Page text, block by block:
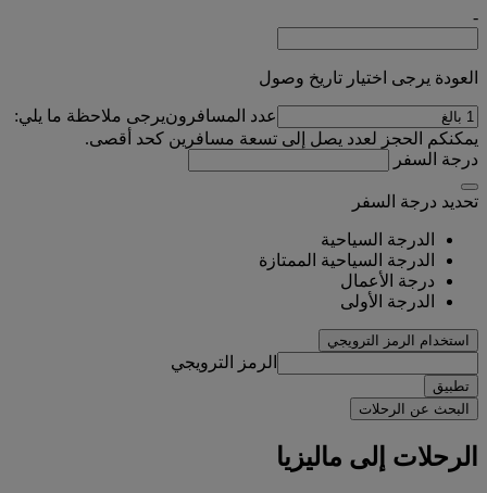
-
العودة يرجى اختيار تاريخ وصول
عدد المسافرونيرجى ملاحظة ما يلي:
يمكنكم الحجز لعدد يصل إلى تسعة مسافرين كحد أقصى.
درجة السفر
تحديد درجة السفر
الدرجة السياحية
الدرجة السياحية الممتازة
درجة الأعمال
الدرجة الأولى
استخدام الرمز الترويجي
الرمز الترويجي
تطبيق
البحث عن الرحلات
الرحلات إلى ماليزيا